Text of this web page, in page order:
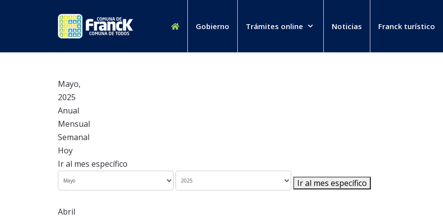
Gobierno Trámites online Noticias Franck turístico
Mayo,
2025
Anual
Mensual
Semanal
Hoy
Ir al mes específico
Ir al mes específico
Abril